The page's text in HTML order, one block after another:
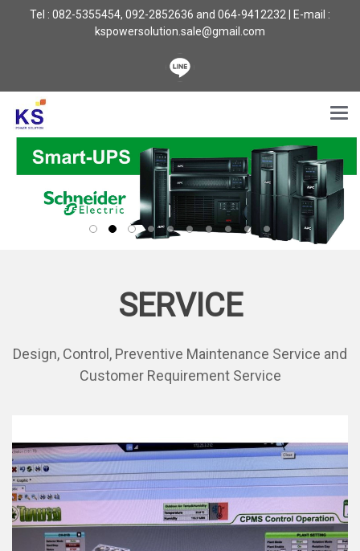
Tel : 082-5355454, 092-2852636 and 064-9412232 | E-mail :
kspowersolution.sale@gmail.com
SERVICE
Design, Control, Preventive Maintenance Service and
Customer Requirement Service